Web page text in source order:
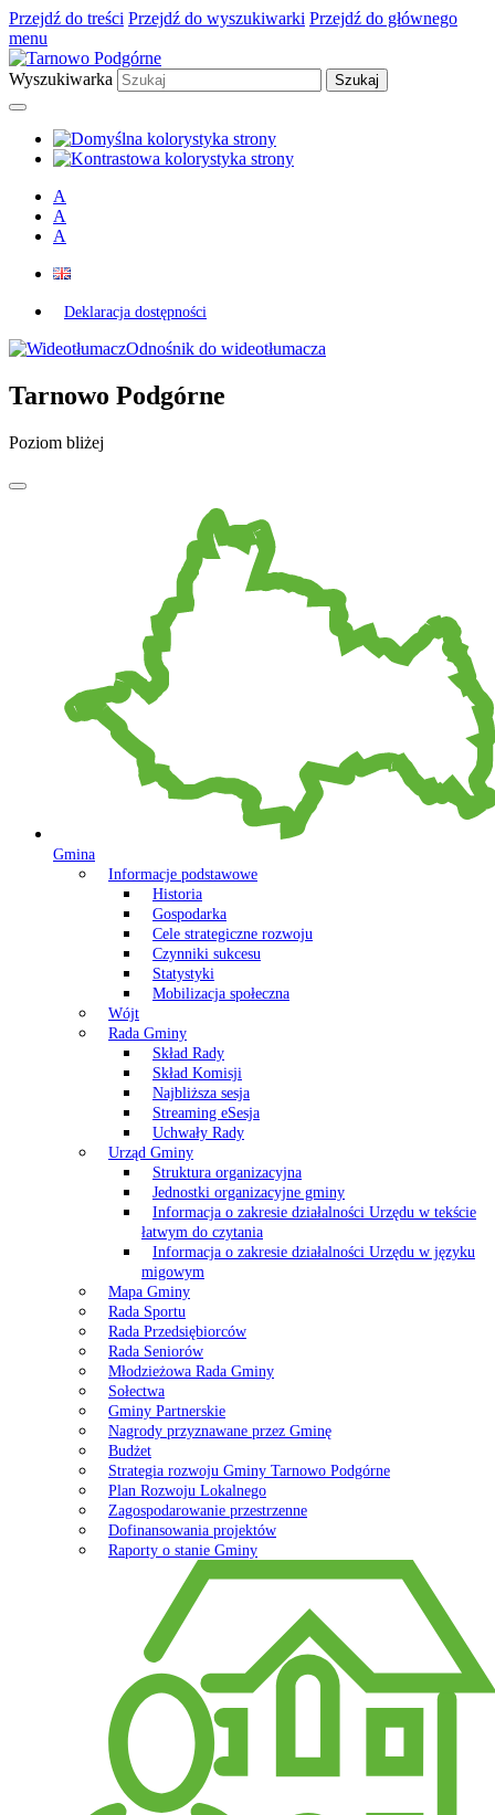
Przejdź do treści Przejdź do wyszukiwarki Przejdź do głównego
menu
Wyszukiwarka
A
A
A
Deklaracja dostępności
Odnośnik do wideotłumacza
Tarnowo Podgórne
Poziom bliżej
Gmina
Informacje podstawowe
Historia
Gospodarka
Cele strategiczne rozwoju
Czynniki sukcesu
Statystyki
Mobilizacja społeczna
Wójt
Rada Gminy
Skład Rady
Skład Komisji
Najbliższa sesja
Streaming eSesja
Uchwały Rady
Urząd Gminy
Struktura organizacyjna
Jednostki organizacyjne gminy
Informacja o zakresie działalności Urzędu w tekście
łatwym do czytania
Informacja o zakresie działalności Urzędu w języku
migowym
Mapa Gminy
Rada Sportu
Rada Przedsiębiorców
Rada Seniorów
Młodzieżowa Rada Gminy
Sołectwa
Gminy Partnerskie
Nagrody przyznawane przez Gminę
Budżet
Strategia rozwoju Gminy Tarnowo Podgórne
Plan Rozwoju Lokalnego
Zagospodarowanie przestrzenne
Dofinansowania projektów
Raporty o stanie Gminy